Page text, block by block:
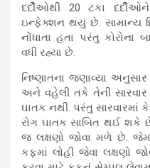
દર્દીઓથી 20 ટકા
ઇન્ફેક્શન થયું છે. સામાન્ય
નોંધાતા હતા પરંતુ કોરોના
વધી રહ્યા છે.
નિષ્ણાતના જણાવ્યા
અને વહેલી તકે તેની
ઘાતક નથી. પરંતુ સારવારમાં
રોગ ઘાતક સાબિત થઈ શકે
જ લક્ષણો જોવા મળે છે.
કફમાં લોહી જેવા લક્ષણો